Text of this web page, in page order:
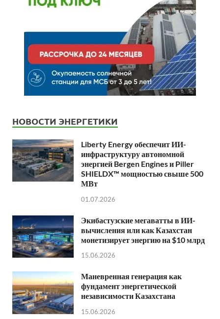
НОВОСТИ ЭНЕРГЕТИКИ
Liberty Energy обеспечит ИИ-
инфраструктуру автономной
энергией Bergen Engines и Piller
SHIELDX™ мощностью свыше 500
МВт
01.07.2026
Экибастузские мегаватты в ИИ-
вычисления или как Казахстан
монетизирует энергию на $10 млрд
15.06.2026
Маневренная генерация как
фундамент энергетической
независимости Казахстана
15.06.2026